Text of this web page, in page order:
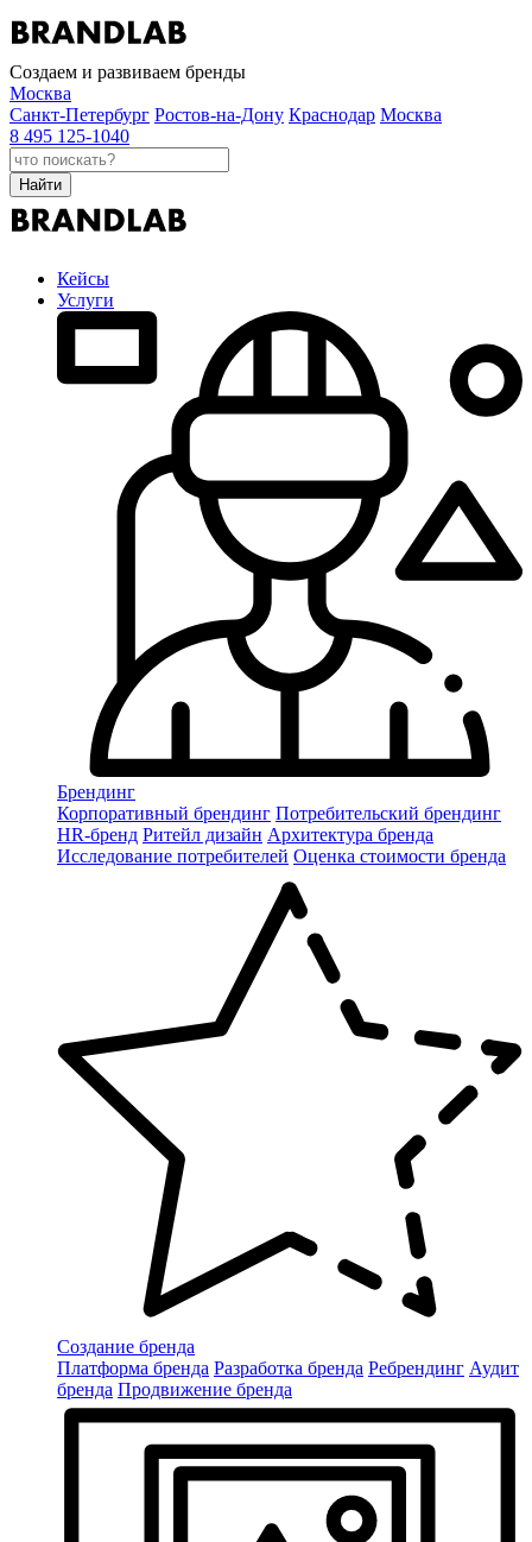
Создаем и развиваем бренды
Москва
Санкт-Петербург Ростов-на-Дону Краснодар Москва
8 495 125-1040
Найти
Кейсы
Услуги
Брендинг
Корпоративный брендинг Потребительский брендинг
НR-бренд Ритейл дизайн Архитектура бренда
Исследование потребителей Оценка стоимости бренда
Создание бренда
Платформа бренда Разработка бренда Ребрендинг Аудит
бренда Продвижение бренда